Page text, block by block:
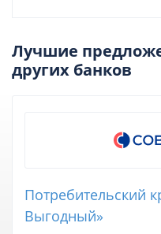
Лучшие
других банков
Потребительский
Выгодный»